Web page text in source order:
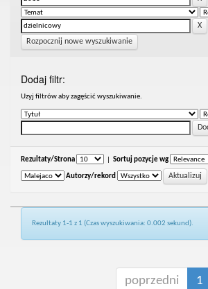
Rozpocznij nowe wyszukiwanie
Dodaj filtr:
Uzyj filtrów aby zagęścić wyszukiwanie.
Rezultaty/Strona Sortuj pozycje wg
Autorzy/rekord
Rezultaty 1-1 z 1 (Czas wyszukiwania: 0.002 sekund).
poprzedni 1